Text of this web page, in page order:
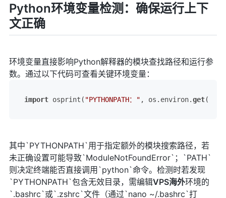
Python环境变量检测：确保运行上下
文正确
环境变量直接影响Python解释器的模块查找路径和运行参
数。通过以下代码可查看关键环境变量：
import osprint( "PYTHONPATH：" , os.environ.get(
其中`PYTHONPATH`用于指定额外的模块搜索路径，若
未正确设置可能导致`ModuleNotFoundError`；`PATH`
则决定终端能否直接调用`python`命令。检测时若发现
`PYTHONPATH`包含无效目录，需编辑VPS海外环境的
`.bashrc`或`.zshrc`文件（通过`nano ~/.bashrc`打